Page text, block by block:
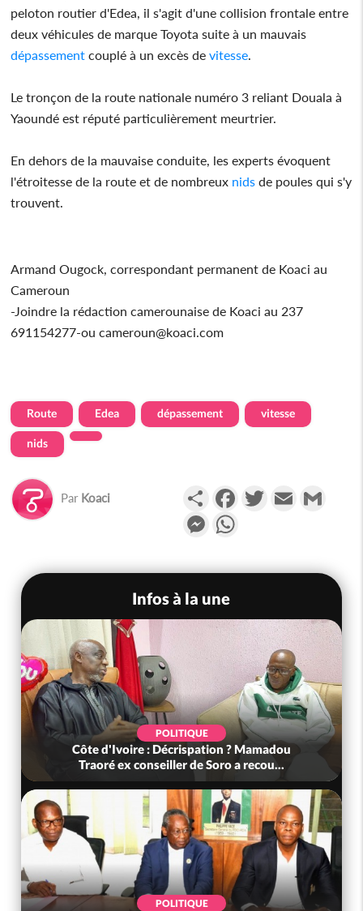
peloton routier d'Edea, il s'agit d'une collision frontale entre
deux véhicules de marque Toyota suite à un mauvais
dépassement couplé à un excès de vitesse
Le tronçon de la route nationale numéro 3 reliant Douala à
Yaoundé est réputé particulièrement meurtrier.
En dehors de la mauvaise conduite, les experts évoquent
l'étroitesse de la route et de nombreux nids de poules qui s'y
trouvent.
Armand Ougock, correspondant permanent de Koaci au
Cameroun
-Joindre la rédaction camerounaise de Koaci au 237
691154277-ou cameroun@koaci.com
Route Edea dépassement vitesse
nids
Par Koaci PartagerFacebookTwitterEmail
Messenger
Infos à la une
POLITIQUE
Côte d'Ivoire : Décrispation ? Mamadou
Traoré ex conseiller de Soro a recou...
POLITIQUE